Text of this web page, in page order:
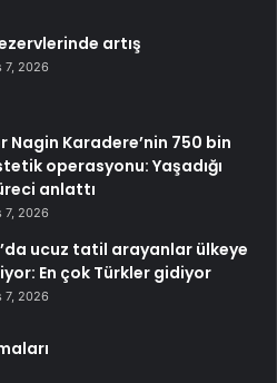
artış
7, 2026
Nagin Karadere’nin 750 bin
operasyonu: Yaşadığı
anlattı
7, 2026
ucuz tatil arayanlar ülkeye
En çok Türkler gidiyor
7, 2026